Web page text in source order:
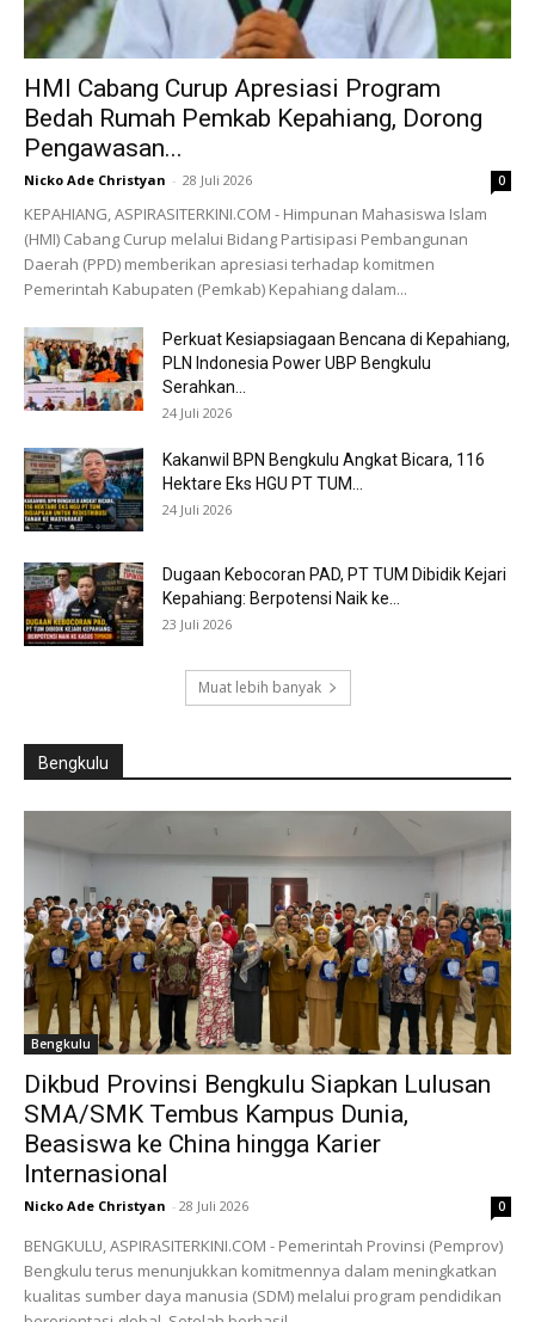
HMI Cabang Curup Apresiasi Program
Bedah Rumah Pemkab Kepahiang, Dorong
Pengawasan...
Nicko Ade Christyan - 28 Juli 2026 0
KEPAHIANG, ASPIRASITERKINI.COM - Himpunan Mahasiswa Islam
(HMI) Cabang Curup melalui Bidang Partisipasi Pembangunan
Daerah (PPD) memberikan apresiasi terhadap komitmen
Pemerintah Kabupaten (Pemkab) Kepahiang dalam...
Perkuat Kesiapsiagaan Bencana di Kepahiang,
PLN Indonesia Power UBP Bengkulu
Serahkan...
24 Juli 2026
Kakanwil BPN Bengkulu Angkat Bicara, 116
Hektare Eks HGU PT TUM...
24 Juli 2026
Dugaan Kebocoran PAD, PT TUM Dibidik Kejari
Kepahiang: Berpotensi Naik ke...
23 Juli 2026
Muat lebih banyak
Bengkulu
Bengkulu
Dikbud Provinsi Bengkulu Siapkan Lulusan
SMA/SMK Tembus Kampus Dunia,
Beasiswa ke China hingga Karier
Internasional
Nicko Ade Christyan - 28 Juli 2026 0
BENGKULU, ASPIRASITERKINI.COM - Pemerintah Provinsi (Pemprov)
Bengkulu terus menunjukkan komitmennya dalam meningkatkan
kualitas sumber daya manusia (SDM) melalui program pendidikan